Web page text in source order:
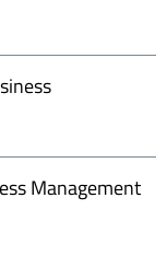
Management